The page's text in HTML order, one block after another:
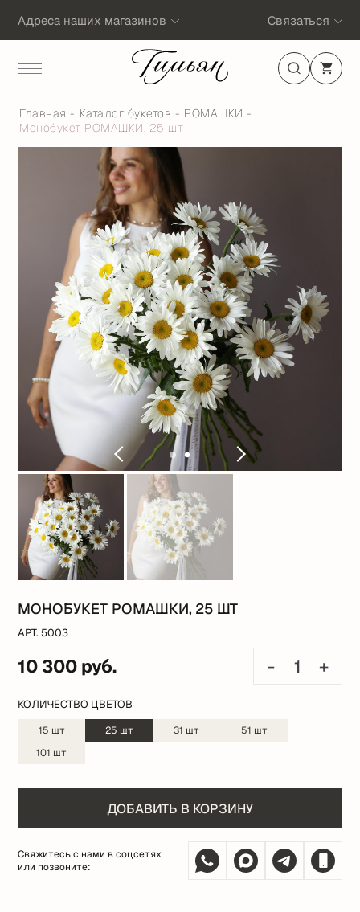
Адреса наших магазинов Связаться
Главная Каталог букетов
РОМАШКИ
Монобукет РОМАШКИ, 25 шт
МОНОБУКЕТ РОМАШКИ, 25 ШТ
АРТ. 5003
10 300 руб. - +
КОЛИЧЕСТВО ЦВЕТОВ
15 шт 25 шт 31 шт 51 шт
101 шт
ДОБАВИТЬ В КОРЗИНУ
Свяжитесь с нами в соцсетях
или позвоните: